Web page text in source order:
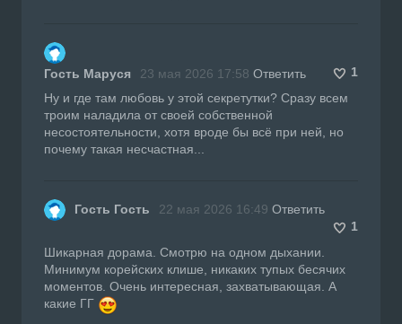
Гость Маруся 23 мая 2026 17:58 Ответить
1
Ну и где там любовь у этой секретутки? Сразу всем
троим наладила от своей собственной
несостоятельности, хотя вроде бы всё при ней, но
почему такая несчастная...
Гость Гость 22 мая 2026 16:49 Ответить
1
Шикарная дорама. Смотрю на одном дыхании.
Минимум корейских клише, никаких тупых бесячих
моментов. Очень интересная, захватывающая. А
какие ГГ